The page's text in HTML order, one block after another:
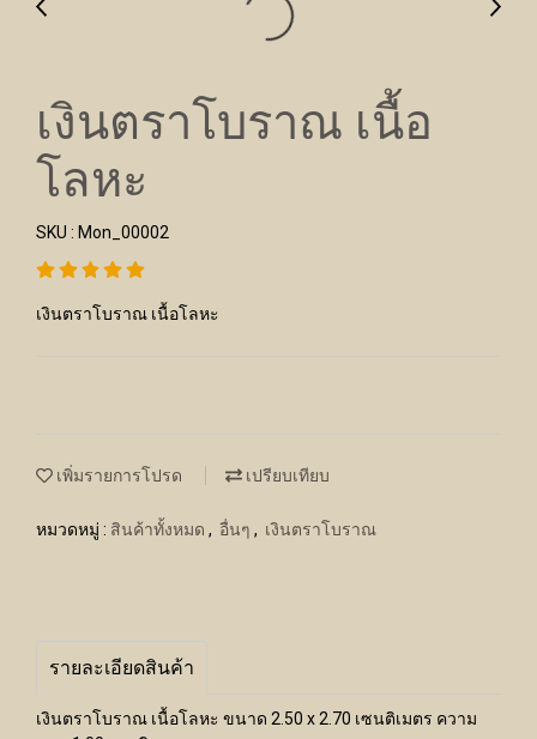
เงินตราโบราณ เนื้อ
โลหะ
SKU : Mon_00002
เงินตราโบราณ เนื้อโลหะ
เพิ่มรายการโปรด เปรียบเทียบ
หมวดหมู่ : สินค้าทั้งหมด , อื่นๆ , เงินตราโบราณ
รายละเอียดสินค้า
เงินตราโบราณ เนื้อโลหะ ขนาด 2.50 x 2.70 เซนติเมตร ความ